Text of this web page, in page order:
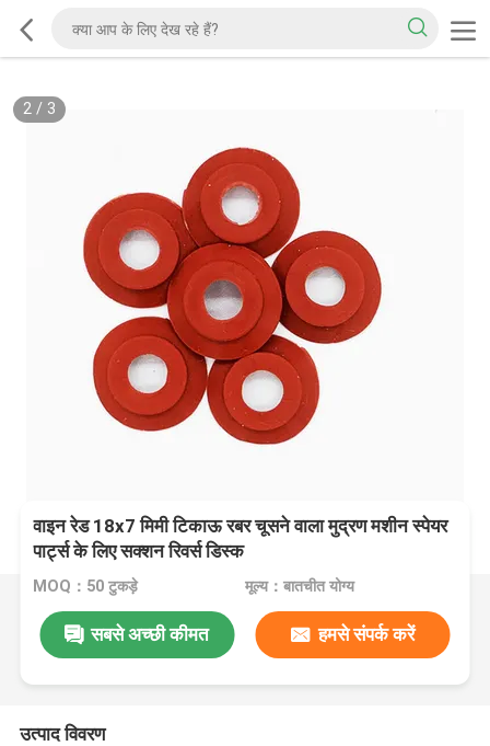
2/ 3
वाइन रेड 18x7 मिमी टिकाऊ रबर चूसने वाला मुद्रण मशीन स्पेयर
पार्ट्स के लिए सक्शन रिवर्स डिस्क
MOQ：50 टुकड़े मूल्य：बातचीत योग्य
सबसे अच्छी कीमत हमसे संपर्क करें
उत्पाद विवरण